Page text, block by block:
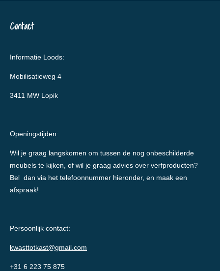
Contact
Informatie Loods:
Mobilisatieweg 4
3411 MW Lopik
Openingstijden:
Wil je graag langskomen om tussen de nog onbeschilderde
meubels te kijken, of wil je graag advies over verfproducten?
Bel dan via het telefoonnummer hieronder, en maak een
afspraak!
Persoonlijk contact:
kwasttotkast@gmail.com
+31 6 223 75 875